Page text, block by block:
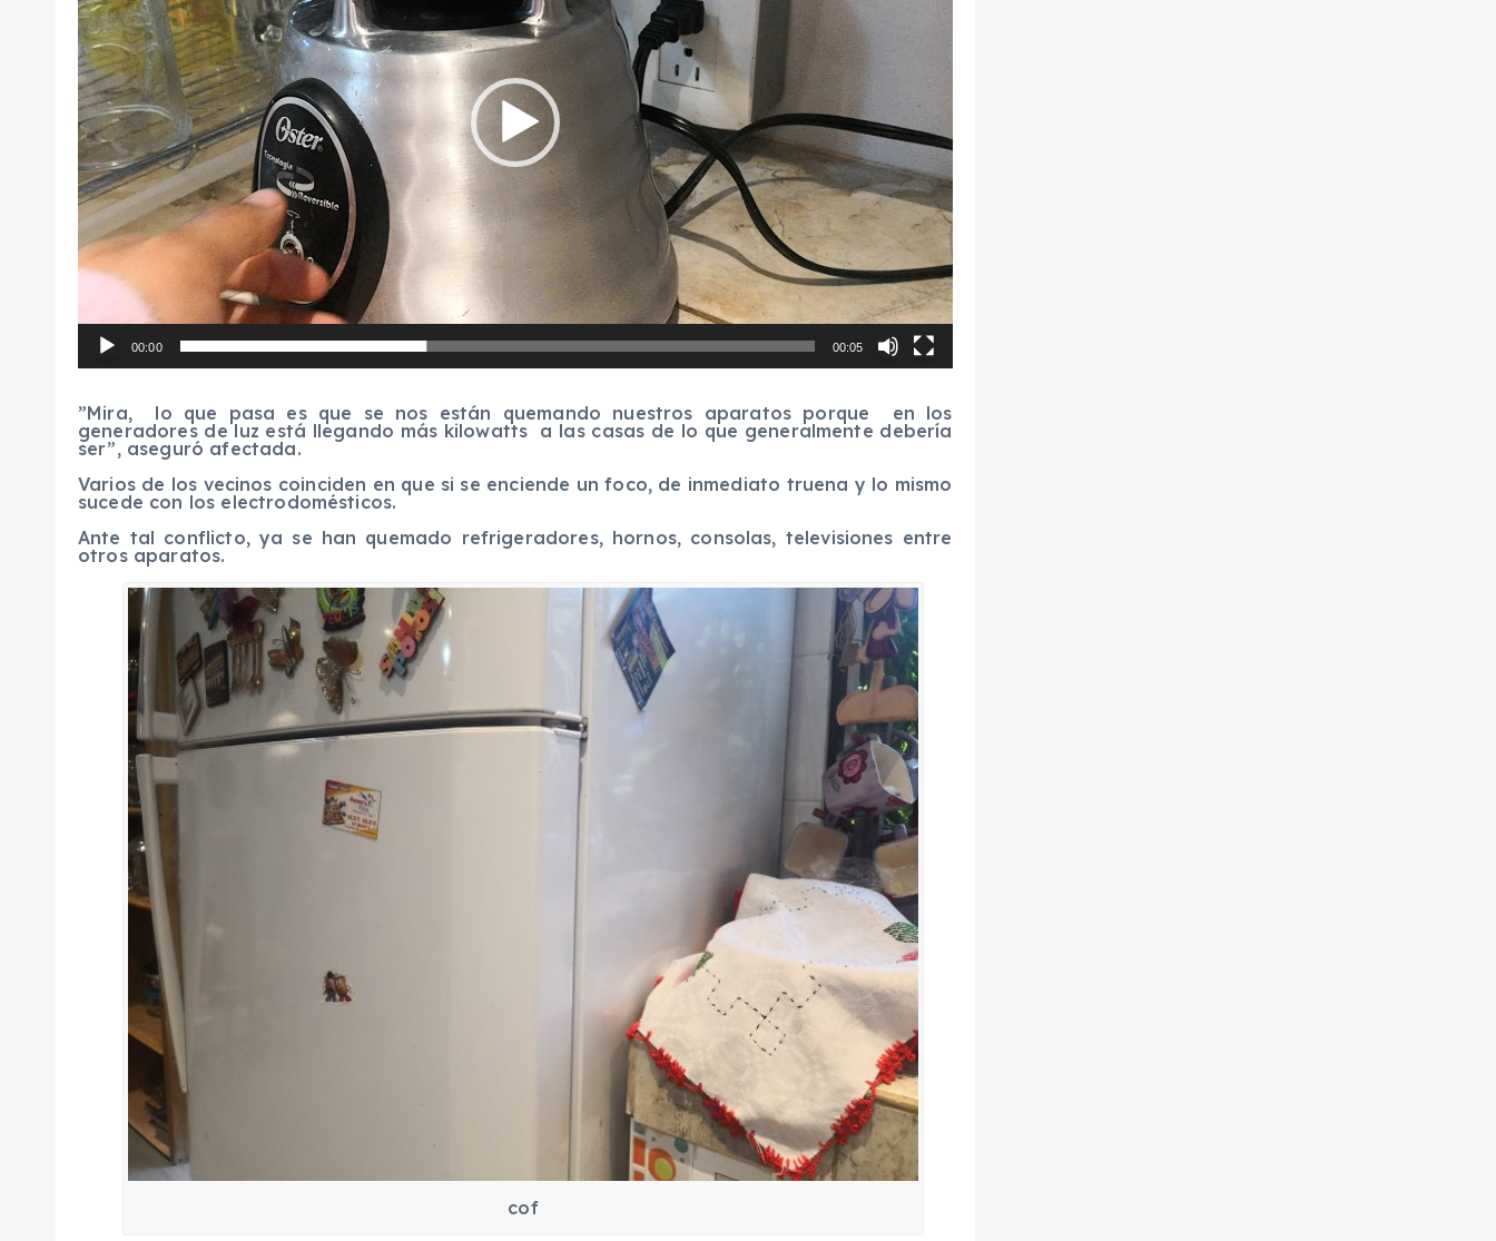
c
t
o
r
d
e
v
í
d
e
o
00:00 00:05
”Mira, lo que pasa es que se nos están quemando nuestros aparatos porque en los
generadores de luz está llegando más kilowatts a las casas de lo que generalmente debería
ser”, aseguró afectada.
Varios de los vecinos coinciden en que si se enciende un foco, de inmediato truena y lo mismo
sucede con los electrodomésticos.
Ante tal conflicto, ya se han quemado refrigeradores, hornos, consolas, televisiones entre
otros aparatos.
cof